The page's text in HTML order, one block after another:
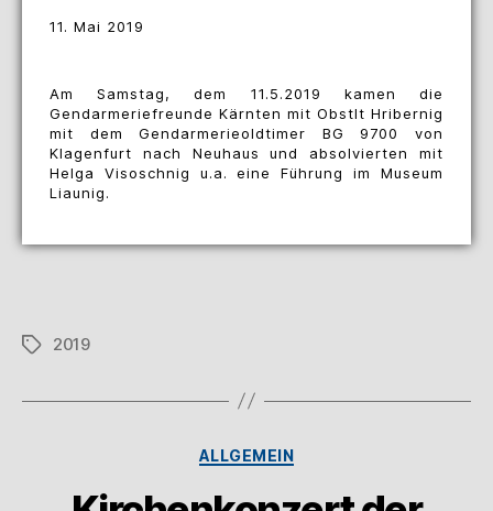
11. Mai 2019
Am Samstag, dem 11.5.2019 kamen die
Gendarmeriefreunde Kärnten mit Obstlt Hribernig
mit dem Gendarmerieoldtimer BG 9700 von
Klagenfurt nach Neuhaus und absolvierten mit
Helga Visoschnig u.a. eine Führung im Museum
Liaunig.
2019
ALLGEMEIN